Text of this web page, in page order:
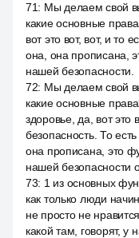
71: Мы делаем свой
какие основные
вот это вот, вот, и то
она, она прописана,
нашей безопасности.
72: Мы делаем свой
какие основные
здоровье, да, вот это
безопасность. То
она прописана, это
нашей безопасности
73: 1 из основных
как только люди
не просто не
какой там, говорят, у